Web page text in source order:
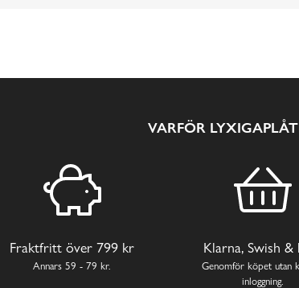
VARFÖR
Fraktfritt över 799 kr
Annars 59 - 79 kr.
Klarna, Swish
Genomför köpet utan
inloggning.